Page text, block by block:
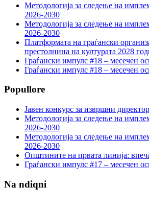
Методологија за следење на
2026-2030
Методологија за следење на
2026-2030
Платформата на граѓански
престолнина на културата 2028
Граѓански импулс #18 – месечен
Граѓански импулс #18 – месечен
Popullore
Јавен конкурс за извршни
Методологија за следење на
2026-2030
Методологија за следење на
2026-2030
Општините на првата линија:
Граѓански импулс #17 – месечен
Na ndiqni